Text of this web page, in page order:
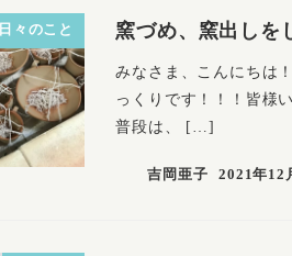
日々のこと 窯づめ、窯出しを
みなさま、こんにちは
っくりです！！！皆様
普段は、 […]
吉岡亜子 2021年12